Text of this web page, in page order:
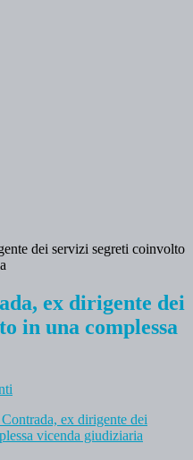
ex dirigente dei
in una complessa
ex dirigente dei
vicenda giudiziaria